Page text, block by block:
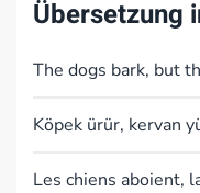
Übersetzung
The dogs bark, but
Köpek ürür, kervan
Les chiens aboient,